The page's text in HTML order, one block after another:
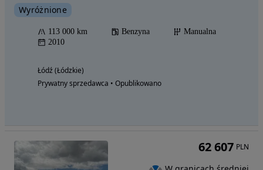
Wyróżnione
113 000 km Benzyna
Manualna
2010
Łódź (Łódzkie)
Prywatny sprzedawca • Opublikowano
62 607 PLN